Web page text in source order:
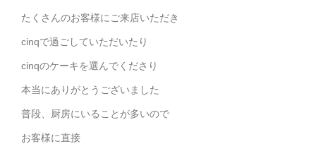
たくさんのお客様にご来店いただき
cinqで過ごしていただいたり
cinqのケーキを選んでくださり
本当にありがとうございました
普段、厨房にいることが多いので
お客様に直接